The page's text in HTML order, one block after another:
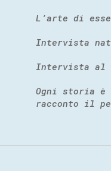
L’arte di
Intervista
Intervista al
Ogni storia è
racconto il